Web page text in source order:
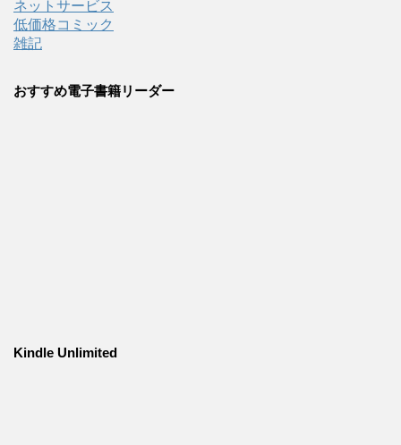
ネットサービス
低価格コミック
雑記
おすすめ電子書籍リーダー
Kindle Unlimited